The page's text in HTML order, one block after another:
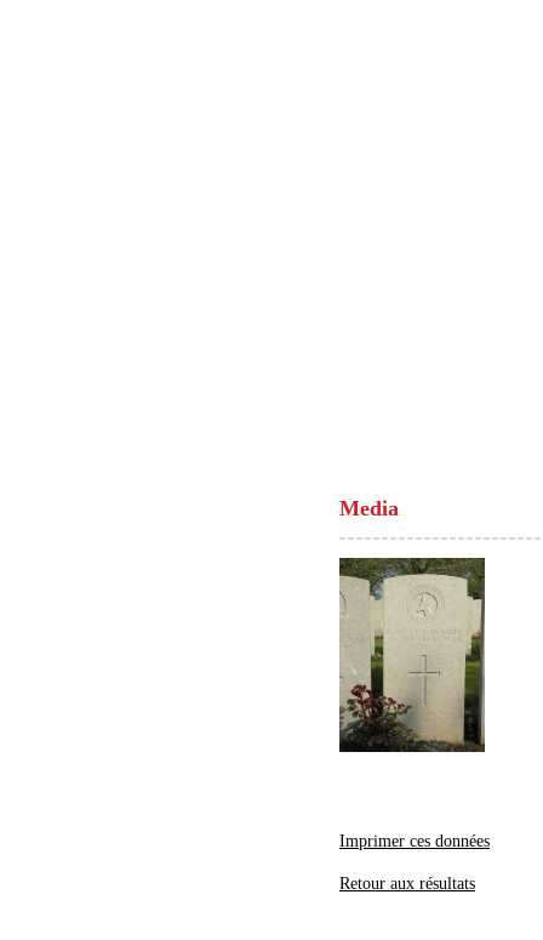
Media
Imprimer ces données
Retour aux résultats